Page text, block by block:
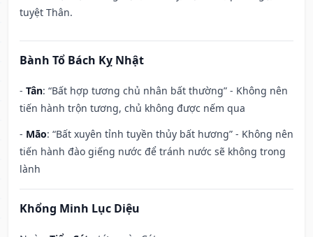
tuyệt Thân.
Bành Tổ Bách Kỵ Nhật
- Tân: “Bất hợp tương chủ nhân bất thường” - Không nên
tiến hành trộn tương, chủ không được nếm qua
- Mão: “Bất xuyên tỉnh tuyền thủy bất hương” - Không nên
tiến hành đào giếng nước để tránh nước sẽ không trong
lành
Khổng Minh Lục Diệu